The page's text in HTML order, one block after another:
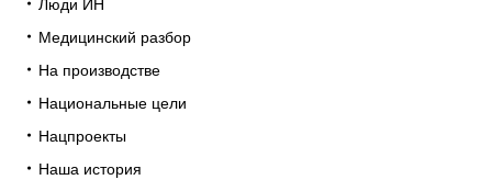
Люди ИН
Медицинский разбор
На производстве
Национальные цели
Нацпроекты
Наша история